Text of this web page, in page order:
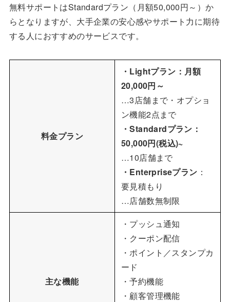
無料サポートはStandardプラン（月額50,000円～）か
らとなりますが、大手企業の安心感やサポート力に期待
する人におすすめのサービスです。
料金プラン
・Lightプラン：月額
20,000円～
…3店舗まで・オプショ
ン機能2点まで
・Standardプラン：
50,000円(税込)~
…10店舗まで
・Enterpriseプラン ：
要見積もり
…店舗数無制限
主な機能
・プッシュ通知
・クーポン配信
・ポイント／スタンプカ
ード
・予約機能
・顧客管理機能